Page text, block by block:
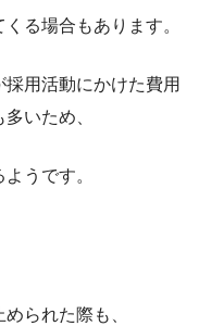
くる場合もあります。
採用活動にかけた費用
いため、
うです。
られた際も、